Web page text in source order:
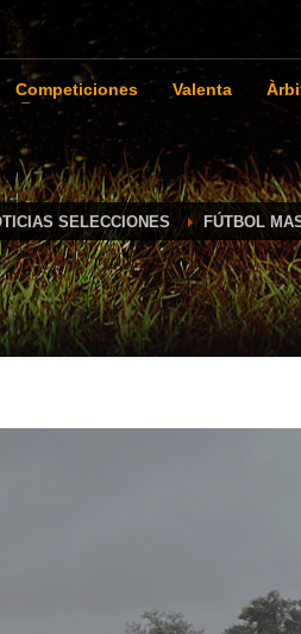
Competiciones Valenta
SELECCIONES FÚTBOL